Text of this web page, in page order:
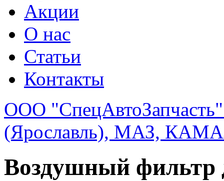
Акции
О нас
Статьи
Контакты
ООО
(Ярославль), МАЗ,
Воздушный фильтр